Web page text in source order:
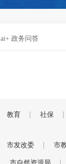
ai+ 政务问答
教育 社保
市发改委 市